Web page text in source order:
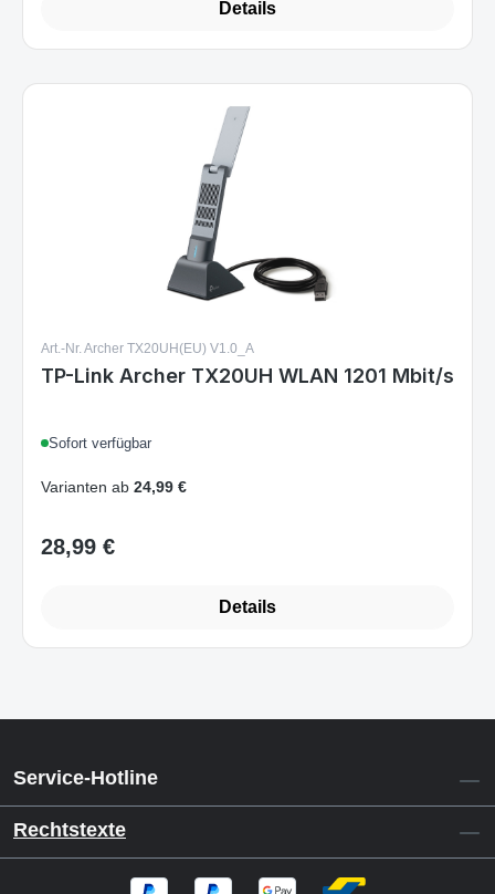
Details
Art.-Nr. Archer TX20UH(EU) V1.0_A
TP-Link Archer TX20UH WLAN 1201 Mbit/s
Sofort verfügbar
Varianten ab 24,99 €
Regulärer Preis:
28,99 €
Details
Service-Hotline
Rechtstexte